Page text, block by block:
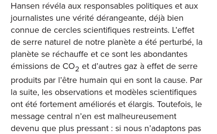
Hansen révéla aux responsables politiques et aux
journalistes une vérité dérangeante, déjà bien
connue de cercles scientifiques restreints. L’effet
de serre naturel de notre planète a été perturbé, la
planète se réchauffe et ce sont les abondantes
émissions de CO2 et d’autres gaz à effet de serre
produits par l’être humain qui en sont la cause. Par
la suite, les observations et modèles scientifiques
ont été fortement améliorés et élargis. Toutefois, le
message central n’en est malheureusement
devenu que plus pressant : si nous n’adaptons pas